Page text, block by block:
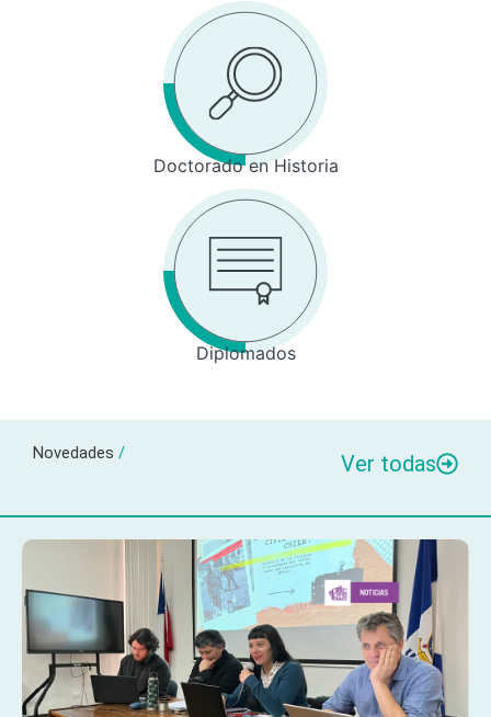
Doctorado en Historia
Diplomados
Novedades / Ver todas